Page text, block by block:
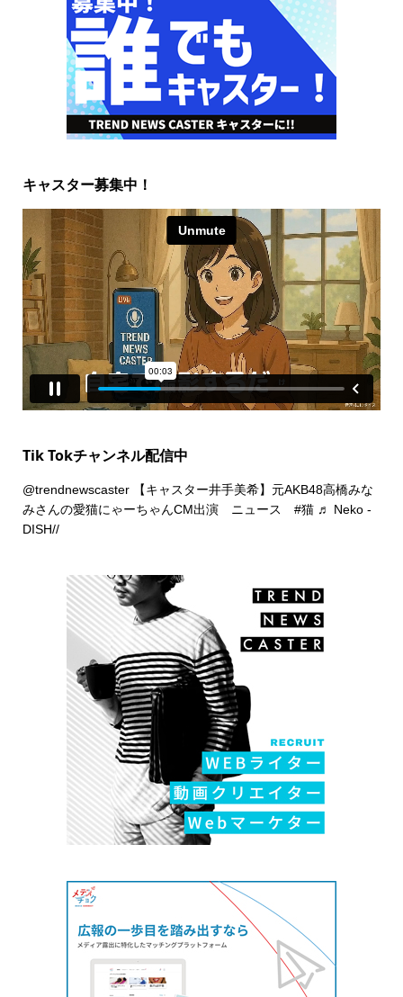
キャスター募集中！
Tik Tokチャンネル配信中
@trendnewscaster【キャスター井手美希】元AKB48高橋みな
みさんの愛猫にゃーちゃんCM出演 ニュース #猫 ♬ Neko -
DISH//